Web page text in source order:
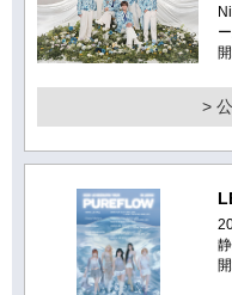
>